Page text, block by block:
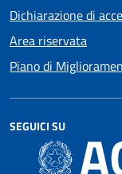
Dichiarazione di
Area riservata
Piano di
SEGUICI SU